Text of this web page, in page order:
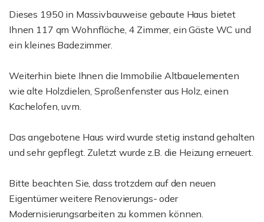
Dieses 1950 in Massivbauweise gebaute Haus bietet
Ihnen 117 qm Wohnfläche, 4 Zimmer, ein Gäste WC und
ein kleines Badezimmer.
Weiterhin biete Ihnen die Immobilie Altbauelementen
wie alte Holzdielen, Sproßenfenster aus Holz, einen
Kachelofen, uvm.
Das angebotene Haus wird wurde stetig instand gehalten
und sehr gepflegt. Zuletzt wurde z.B. die Heizung erneuert.
Bitte beachten Sie, dass trotzdem auf den neuen
Eigentümer weitere Renovierungs- oder
Modernisierungsarbeiten zu kommen können.